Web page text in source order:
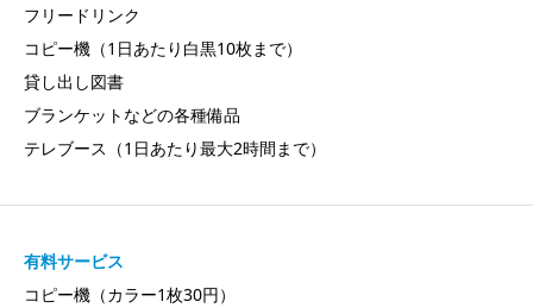
フリードリンク
コピー機（1日あたり白黒10枚まで）
貸し出し図書
ブランケットなどの各種備品
テレブース（1日あたり最大2時間まで）
有料サービス
コピー機（カラー1枚30円）